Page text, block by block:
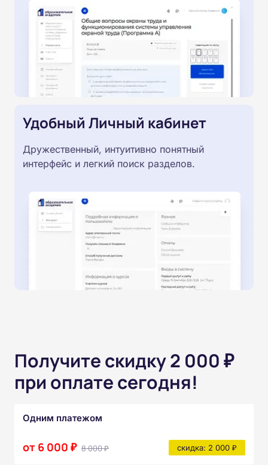
Удобный Личный кабинет
Дружественный, интуитивно понятный
интерфейс и легкий поиск разделов.
Получите скидку 2 000 ₽
при оплате сегодня!
Одним платежом
от 6 000 ₽ 8 000 ₽ скидка: 2 000 ₽